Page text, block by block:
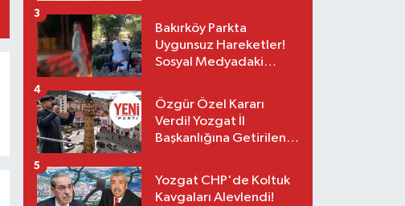
Bakırköy Parkta
Uygunsuz Hareketler!
Sosyal Medyadaki
Gözaltı
3
Özgür Özel Kararı
Verdi! Yozgat İl
Başkanlığına Getirilen
4
Yozgat CHP'de Koltuk
Kavgaları Alevlendi!
5